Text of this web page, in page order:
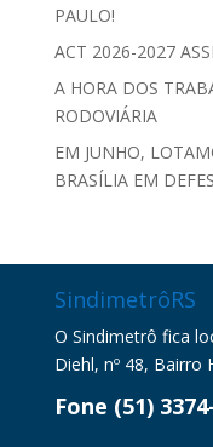
PAULO!
ACT 2026-2027
A HORA DOS
RODOVIÁRIA
EM JUNHO,
BRASÍLIA EM
SindimetrôRS
O Sindimetrô fica
Diehl, nº 48, Bairro
Fone (51)